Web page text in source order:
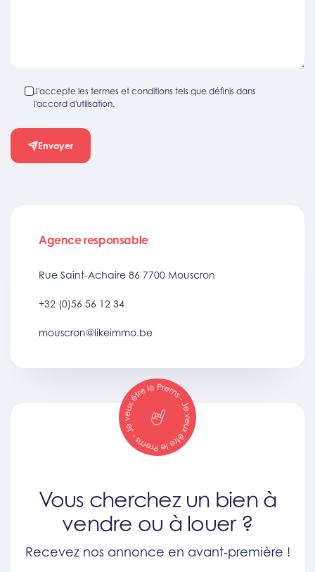
J'accepte les termes et conditions tels que définis dans
l'accord d'utilisation.
Envoyer
Agence responsable
Rue Saint-Achaire 86 7700 Mouscron
+32 (0)56 56 12 34
mouscron@likeimmo.be
Vous cherchez un bien à
vendre ou à louer ?
Recevez nos annonce en avant-première !